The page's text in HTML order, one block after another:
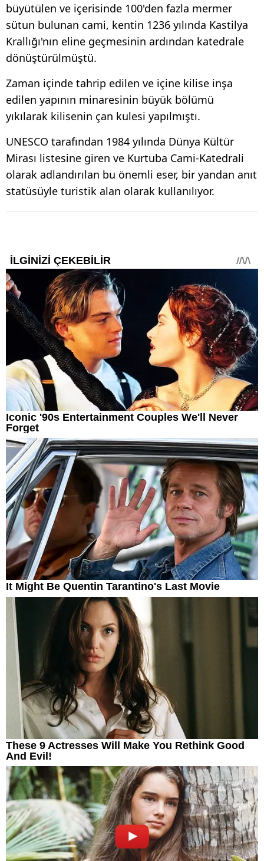
büyütülen ve içerisinde 100'den fazla mermer
sütun bulunan cami, kentin 1236 yılında Kastilya
Krallığı'nın eline geçmesinin ardından katedrale
dönüştürülmüştü.
Zaman içinde tahrip edilen ve içine kilise inşa
edilen yapının minaresinin büyük bölümü
yıkılarak kilisenin çan kulesi yapılmıştı.
UNESCO tarafından 1984 yılında Dünya Kültür
Mirası listesine giren ve Kurtuba Cami-Katedrali
olarak adlandırılan bu önemli eser, bir yandan anıt
statüsüyle turistik alan olarak kullanılıyor.